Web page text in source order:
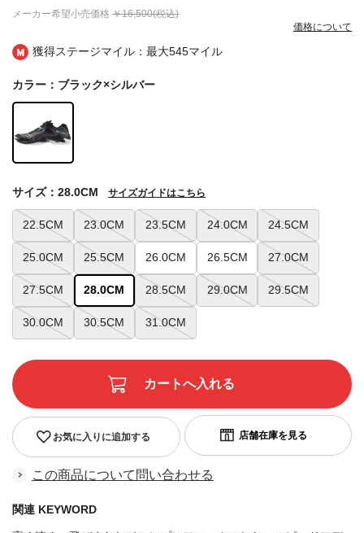
獲得ステージマイル：最大545マイル
メーカー希望小売価格 ￥16,500(税込)
価格について
カラー：ブラック×シルバー
22.5CM 23.0CM 23.5CM 24.0CM 24.5CM
25.0CM 25.5CM 26.0CM 26.5CM 27.0CM
27.5CM 28.0CM 28.5CM 29.0CM 29.5CM
30.0CM 30.5CM 31.0CM
サイズ：28.0CM サイズガイドはこちら
お気に入りに追加する
この商品について問い合わせる
関連 KEYWORD